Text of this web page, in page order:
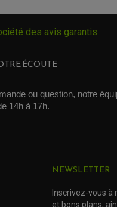
ÉCOUTE
ou question, notre
14h à 17h.
NEWSLETTER
Inscrivez-vous
et bons plans,